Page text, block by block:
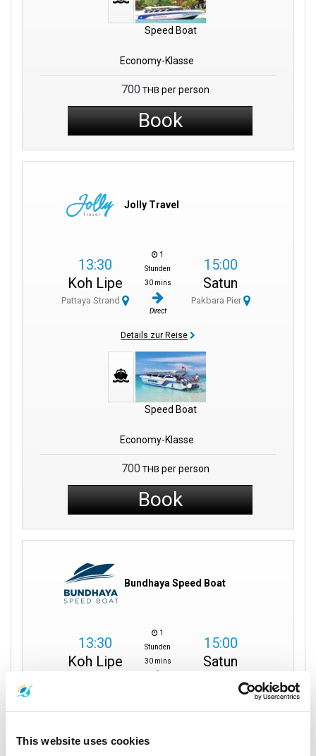
This website uses cookies
Speed Boat
Economy-Klasse
700 THB per person
Book
Jolly Travel
13:30
Koh Lipe
Pattaya Strand
1
Stunden
30 mins
Direct
15:00
Satun
Pakbara Pier
Details zur Reise
Speed Boat
Economy-Klasse
700 THB per person
Book
Bundhaya Speed Boat
13:30
Koh Lipe
1
Stunden
30 mins
15:00
Satun
Details zur Reise